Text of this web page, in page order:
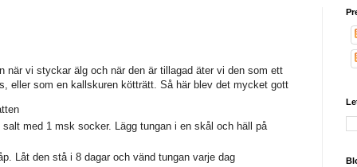
när vi styckar älg och när den är tillagad äter vi den som ett
eller som en kallskuren kötträtt. Så här blev det mycket gott
salt med 1 msk socker. Lägg tungan i en skål och häll på
Låt den stå i 8 dagar och vänd tungan varje dag